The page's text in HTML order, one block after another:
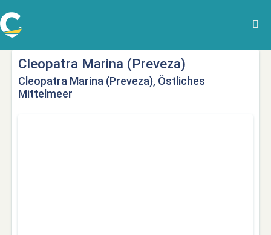
Cleopatra Marina (Preveza)
Cleopatra Marina (Preveza), Östliches
Mittelmeer